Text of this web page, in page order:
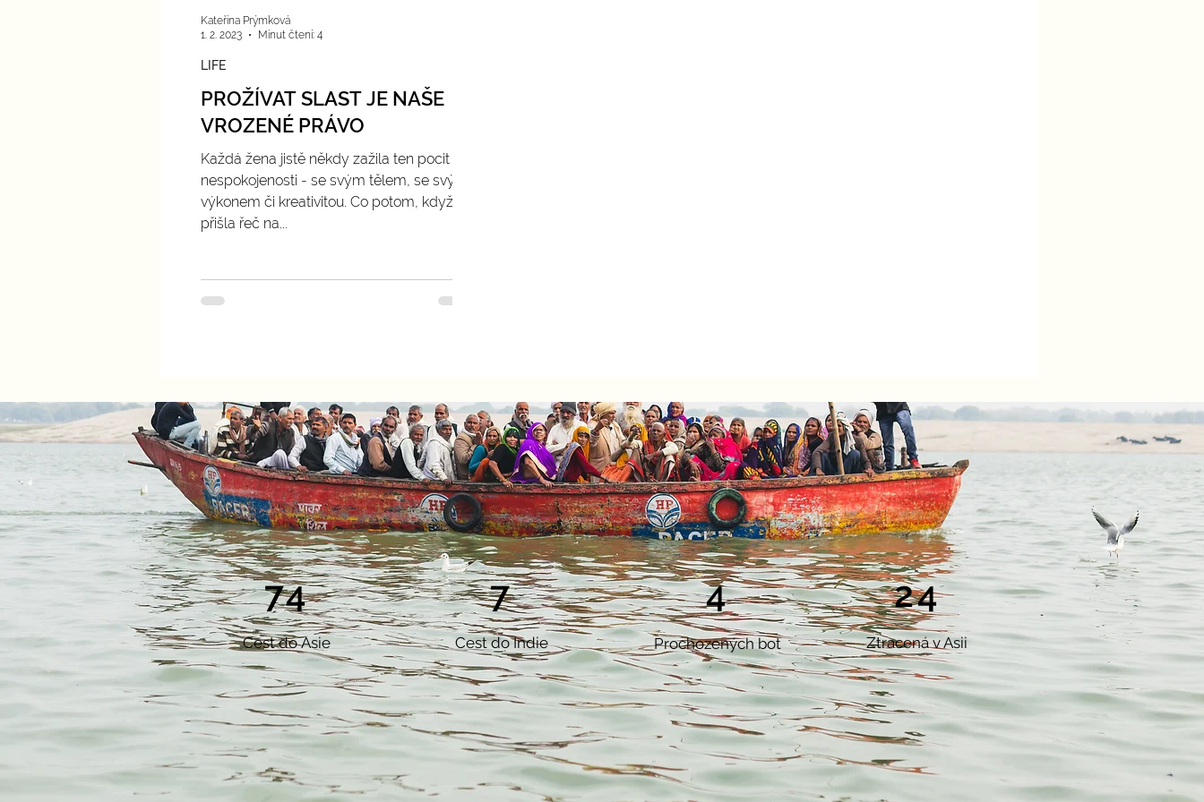
PROŽÍVAT SLAST JE NAŠE
VROZENÉ PRÁVO
Každá žena jistě někdy zažila ten pocit
nespokojenosti - se svým tělem, se svým
výkonem či kreativitou. Co potom, když by
přišla řeč na...
LIFE
Kateřina Prýmková
1. 2. 2023
Minut čtení: 4
74
Cest doAsie
7
Cest doIndie
4
Prochozenýchbot
24
Ztracenáv Asii